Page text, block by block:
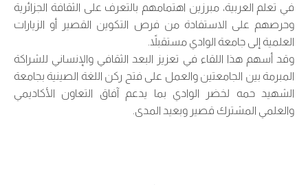
في تعلم العربية، مبرزين اهتمامهم بالتعرف على الثقافة الجزائرية
وحرصهم على الاستفادة من فرص التكوين القصير أو الزيارات
العلمية إلى جامعة الوادي مستقبلاً.
وقد أسهم هذا اللقاء في تعزيز البعد الثقافي والإنساني للشراكة
المبرمة بين الجامعتين والعمل على فتح ركن اللغة الصينية بجامعة
الشهيد حمه لخضر الوادي بما يدعم آفاق التعاون الأكاديمي
والعلمي المشترك قصير وبعيد المدى.